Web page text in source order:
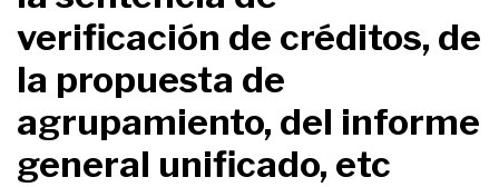
verificación de créditos, de
la propuesta de
agrupamiento, del informe
general unificado, etc